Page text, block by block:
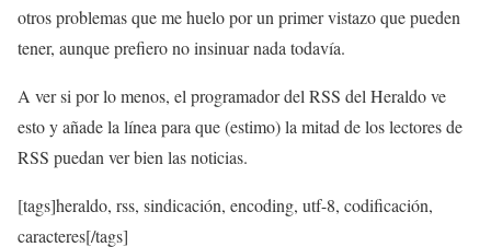
otros problemas que me huelo por un primer vistazo que pueden
tener, aunque prefiero no insinuar nada todavía.
A ver si por lo menos, el programador del RSS del Heraldo ve
esto y añade la línea para que (estimo) la mitad de los lectores de
RSS puedan ver bien las noticias.
[tags]heraldo, rss, sindicación, encoding, utf-8, codificación,
caracteres[/tags]